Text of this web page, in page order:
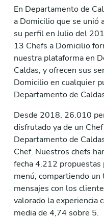
En Departamento de
a Domicilio que se unió
su perfil en Julio del
13 Chefs a Domicilio
nuestra plataforma en
Caldas, y ofrecen sus
Domicilio en cualquier
Departamento de
Desde 2018, 26.010
disfrutado ya de un
Departamento de
Chef. Nuestros chefs
fecha 4.212 propuestas
menú, compartiendo
mensajes con los
valorado la experiencia
media de 4,74 sobre 5.